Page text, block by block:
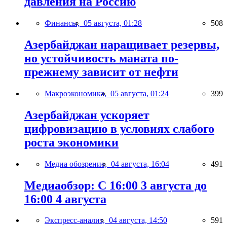
Финансы, 05 августа, 01:28 508
Азербайджан наращивает резервы,
но устойчивость маната по-
прежнему зависит от нефти
Макроэкономика, 05 августа, 01:24 399
Азербайджан ускоряет
цифровизацию в условиях слабого
роста экономики
Медиа обозрение, 04 августа, 16:04 491
Медиаобзор: С 16:00 3 августа до
16:00 4 августа
Экспресс-анализ, 04 августа, 14:50 591